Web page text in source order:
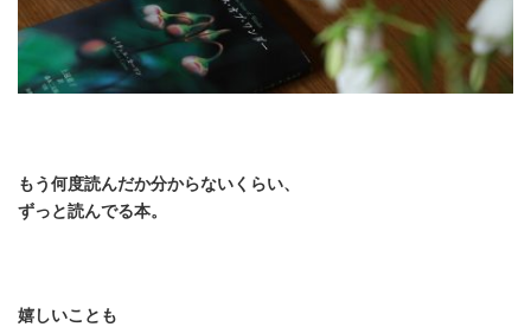
もう何度読んだか分からないくらい、
ずっと読んでる本。
嬉しいことも